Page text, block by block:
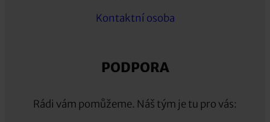
Kontaktní osoba
PODPORA
Rádi vám pomůžeme. Náš tým je tu pro vás: